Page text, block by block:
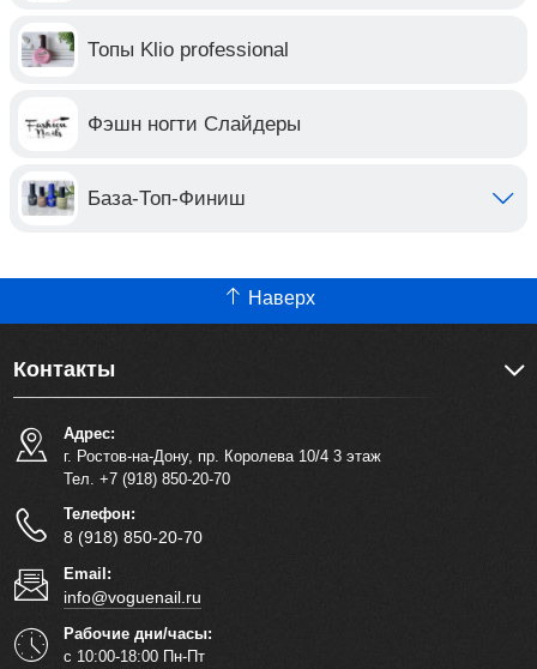
Топы Klio professional
Фэшн ногти Слайдеры
База-Топ-Финиш
Наверх
Контакты
Адрес:
г. Ростов-на-Дону, пр. Королева 10/4 3 этаж
Тел. +7 (918) 850-20-70
Телефон:
8 (918) 850-20-70
Email:
info@voguenail.ru
Рабочие дни/часы:
с 10:00-18:00 Пн-Пт